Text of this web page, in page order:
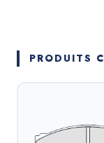
ISUZU
PRODUITS